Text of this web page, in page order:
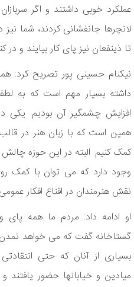
عملکرد خوبی داشتند و اگر
لانچرها جانفشانی کردند، شما
تا ذینفعان نیز پای کار بیایند و
نیکنام حسینی پور تصریح کرد:
داشته بسیار مهم است که به
افزایش چشمگیر آن بودیم. یکی
همین است که با زبان هنر در
کمک کنیم. البته در این حوزه
وجود دارد که می توان با کمک
نقش هنرمندان در اقناع افکار
او ادامه داد: مردم ما همه
گستاخانه گفت که می خواهد تمدن
بسیاری از آنان که حتی
میادین و خیابانها حضور